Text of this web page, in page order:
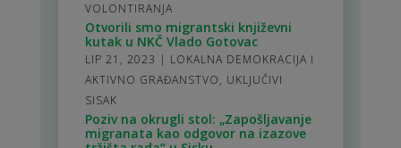
VOLONTIRANJA
Otvorili smo migrantski književni
kutak u NKČ Vlado Gotovac
LIP 21, 2023 | LOKALNA DEMOKRACIJA I
AKTIVNO GRAĐANSTVO, UKLJUČIVI
SISAK
Poziv na okrugli stol: „Zapošljavanje
migranata kao odgovor na izazove